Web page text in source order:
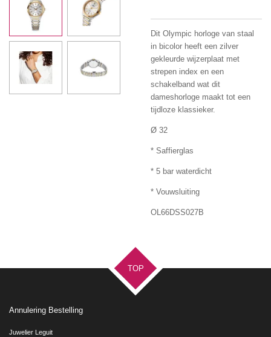
Dit Olympic horloge van staal
in bicolor heeft een zilver
gekleurde wijzerplaat met
strepen index en een
schakelband wat dit
dameshorloge maakt tot een
tijdloze klassieker.
Ø 32
* Saffierglas
* 5 bar waterdicht
* Vouwsluiting
OL66DSS027B
TOP
Annulering Bestelling
Juwelier Leguit